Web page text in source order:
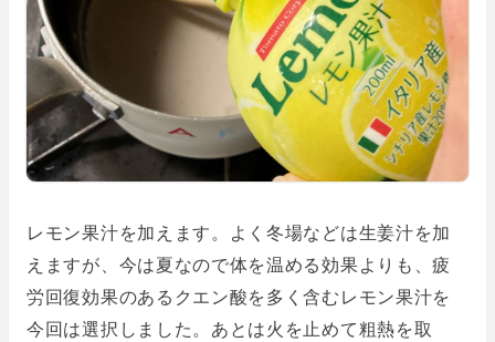
レモン果汁を加えます。よく冬場などは生姜汁を加
えますが、今は夏なので体を温める効果よりも、疲
労回復効果のあるクエン酸を多く含むレモン果汁を
今回は選択しました。あとは火を止めて粗熱を取